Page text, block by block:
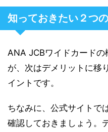
知っておきたい２つ
ANA JCBワイドカード
が、次はデメリットに移
イントです。
ちなみに、 公式サイトで
確認しておきましょう。